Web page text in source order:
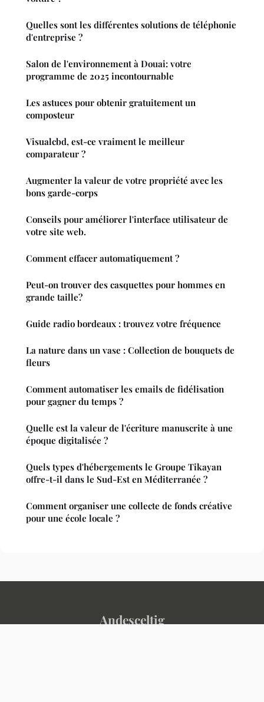
Quelles sont les différentes solutions de téléphonie
d'entreprise ?
Salon de l'environnement à Douai: votre
programme de 2025 incontournable
Les astuces pour obtenir gratuitement un
composteur
Visualcbd, est-ce vraiment le meilleur
comparateur ?
Augmenter la valeur de votre propriété avec les
bons garde-corps
Conseils pour améliorer l'interface utilisateur de
votre site web.
Comment effacer automatiquement ?
Peut-on trouver des casquettes pour hommes en
grande taille?
Guide radio bordeaux : trouvez votre fréquence
La nature dans un vase : Collection de bouquets de
fleurs
Comment automatiser les emails de fidélisation
pour gagner du temps ?
Quelle est la valeur de l'écriture manuscrite à une
époque digitalisée ?
Quels types d'hébergements le Groupe Tikayan
offre-t-il dans le Sud-Est en Méditerranée ?
Comment organiser une collecte de fonds créative
pour une école locale ?
Andesceltig